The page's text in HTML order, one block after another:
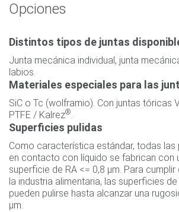
Opciones
Distintos tipos de juntas
Junta mecánica individual, junta
labios.
Materiales especiales para las
SiC o Tc (wolframio). Con juntas tóricas
PTFE / Kalrez®.
Superficies pulidas
Como característica estándar, todas las
en contacto con líquido se fabrican con
superficie de RA <= 0,8 µm. Para
la industria alimentaria, las superficies
pueden pulirse hasta alcanzar una
µm.